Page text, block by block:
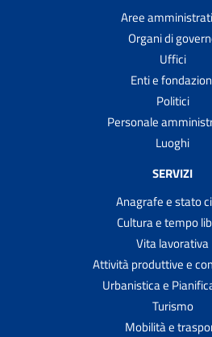
Aree
Organi di
Uffici
Enti e
Politici
Personale
Luoghi
SERVIZI
Anagrafe e stato
Cultura e tempo
Vita lavorativa
Attività produttive e
Urbanistica e
Turismo
Mobilità e